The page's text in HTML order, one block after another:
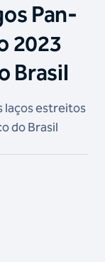
Pan-
2023
Brasil
laços estreitos
do Brasil